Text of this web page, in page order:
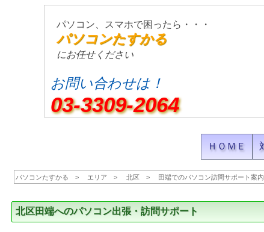
パソコン、スマホで困ったら・・・
パソコンたすかる
にお任せください
お問い合わせは！
03-3309-2064
ＨＯＭＥ
パソコンたすかる エリア 北区 田端でのパソコン訪問サポート案内
北区田端へのパソコン出張・訪問サポート